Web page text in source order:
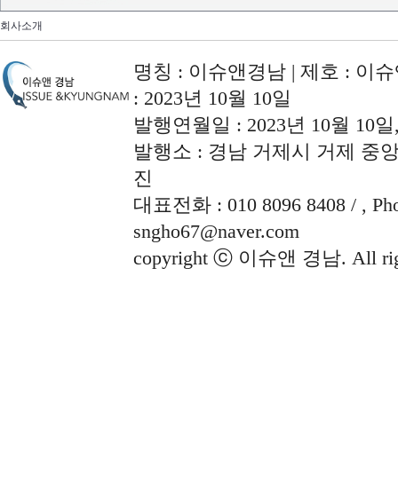
회사소개
명칭 : 이슈앤경남 | 제호 : 이
: 2023년 10월 10일
발행연월일 : 2023년 10월 10
발행소 : 경남 거제시 거제 중
진
대표전화 : 010 8096 8408 / ,
sngho67@naver.com
copyright ⓒ 이슈앤 경남. All